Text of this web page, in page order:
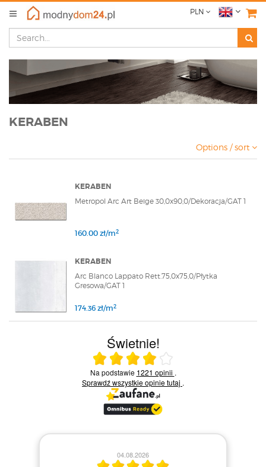
PLN
KERABEN
Options / sort
KERABEN
Metropol Arc Art Beige 30,0x90,0/Dekoracja/GAT 1
160.00 zł/m2
KERABEN
Arc Blanco Lappato Rett.75,0x75,0/Płytka
Gresowa/GAT 1
174.36 zł/m2
Świetnie!
Ocena średnia 4 na 5
Na podstawie 1221 opinii .
Sprawdź wszystkie opinietutaj .